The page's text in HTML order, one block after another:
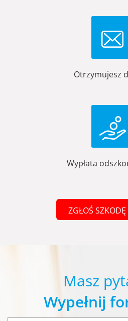
Otrzymujesz
Wypłata
ZGŁOŚ
Masz
Wypełnij